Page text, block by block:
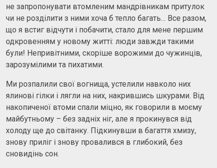
не запропонувати втомленим мандрівникам притулок
чи не розділити з ними хоча б тепло багать… Все разом,
що я встиг відчути і побачити, стало для мене першим
одкровенням у новому житті: люди завжди такими
були! Непривітними, скоріше ворожими до чужинців,
зарозумілими та пихатими.
Ми розпалили свої вогнища, устелили навколо них
ялинові гілки і лягли на них, накрившись шкурами. Від
накопиченої втоми спали міцно, як говорили в моєму
майбутньому – без задніх ніг, але я прокинувся від
холоду ще до світанку. Підкинувши в багаття хмизу,
знову приліг і знову провалився в глибокий, без
сновидінь сон.